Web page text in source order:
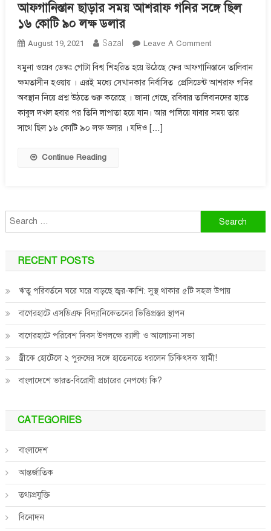
আফগানিস্তান ছাড়ার সময় আশরাফ গনির সঙ্গে ছিল
১৬ কোটি ৯০ লক্ষ ডলার
August 19, 2021 Sazal Leave A CommentOn
ছাড়ার
সময়
আশরাফ
গনির
ডলার
যমুনা ওয়েব ডেস্কঃ গোটা বিশ্ব শিহরিত হয়ে উঠেছে ফের আফগানিস্তানে তালিবান
ক্ষমতাসীন হওয়ায় । এরই মধ্যে সেখানকার নির্বাসিত প্রেসিডেন্ট আশরাফ গনির
অবস্থান নিয়ে প্রশ্ন উঠতে শুরু করেছে । জানা গেছে, রবিবার তালিবানদের হাতে
কাবুল দখল হবার পর তিনি লাপাতা হয়ে যান। আর পালিয়ে যাবার সময় তার
সাথে ছিল ১৬ কোটি ৯০ লক্ষ ডলার । যদিও […]
Continue Reading
Search
for:
RECENT POSTS
ঋতু পরিবর্তনে ঘরে ঘরে বাড়ছে জ্বর-কাশি: সুস্থ থাকার ৫টি সহজ উপায়
বাগেরহাটে এসডিএফ বিদ্যানিকেতনের ভিত্তিপ্রস্তর স্থাপন
বাগেরহাটে পরিবেশ দিবস উপলক্ষে র‌্যালী ও আলোচনা সভা
স্ত্রীকে হোটেলে ২ পুরুষের সঙ্গে হাতেনাতে ধরলেন চিকিৎসক স্বামী!
বাংলাদেশে ভারত-বিরোধী প্রচারের নেপথ্যে কি?
CATEGORIES
বাংলাদেশ
আন্তর্জাতিক
তথ্যপ্রযুক্তি
বিনোদন